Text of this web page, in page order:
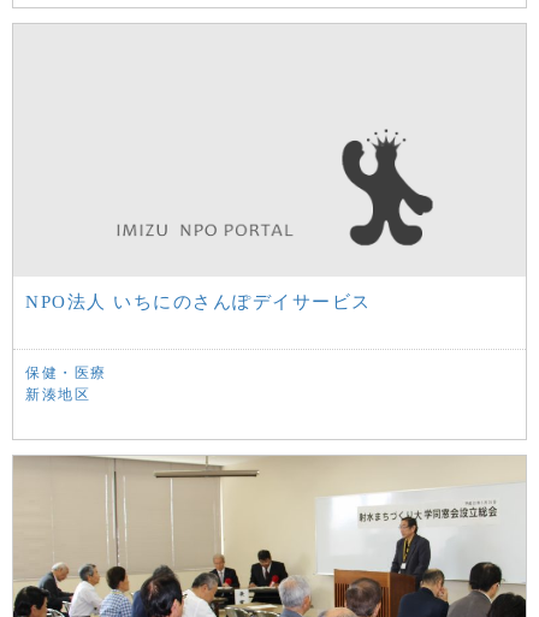
NPO法人 いちにのさんぽデイサービス
保健・医療
新湊地区